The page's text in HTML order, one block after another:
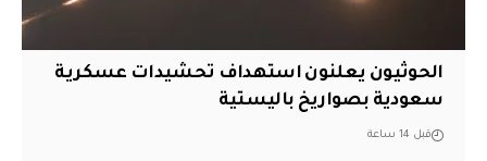
الحوثيون يعلنون استهداف تحشيدات عسكرية
سعودية بصواريخ باليستية
قبل 14 ساعة